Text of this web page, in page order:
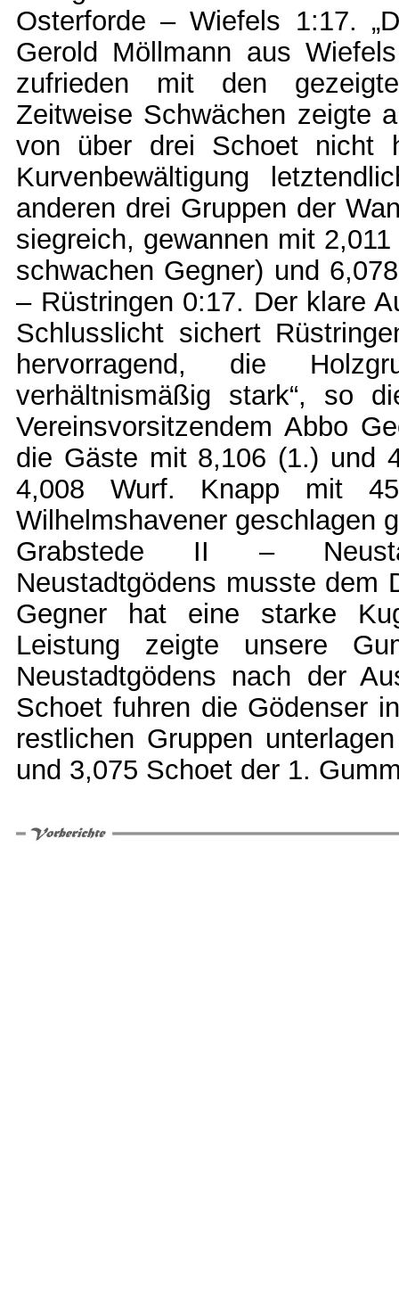
Osterforde – Wiefels 1:17.
Gerold Möllmann aus
zufrieden mit den
Zeitweise Schwächen zeigte
von über drei Schoet nicht
Kurvenbewältigung
anderen drei Gruppen der
siegreich, gewannen mit
schwachen Gegner) und
– Rüstringen 0:17. Der klare
Schlusslicht sichert
hervorragend, die
verhältnismäßig stark“, so
Vereinsvorsitzendem Abbo
die Gäste mit 8,106 (1.) und
4,008 Wurf. Knapp mit
Wilhelmshavener
Grabstede II –
Neustadtgödens musste dem
Gegner hat eine starke
Leistung zeigte unsere
Neustadtgödens nach der
Schoet fuhren die Gödenser
restlichen Gruppen
und 3,075 Schoet der 1.